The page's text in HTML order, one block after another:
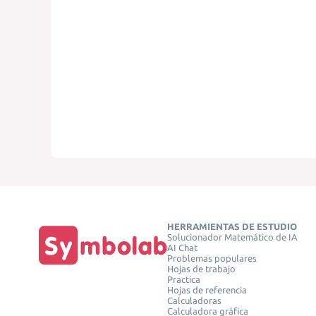
HERRAMIENTAS DE ESTUDIO
Solucionador Matemático de IA
AI Chat
Problemas populares
Hojas de trabajo
Practica
Hojas de referencia
Calculadoras
Calculadora gráfica